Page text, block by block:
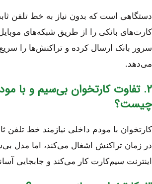
دستگاهی است که بدون نیاز به خط تلفن
سرور بانک ارسال کرده و تراکنش‌ها را
می‌دهد.
۲. تفاوت کارتخوان بی‌سیم و با
چیست؟
کارتخوان با مودم داخلی نیازمند خط تلفن
در زمان تراکنش اشغال می‌کند، اما مدل
اینترنت سیم‌کارت کار می‌کند و جابجایی